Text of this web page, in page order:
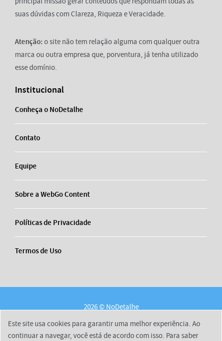
suas dúvidas com Clareza, Riqueza e Veracidade.
Atenção: o site não tem relação alguma com qualquer outra
marca ou outra empresa que, porventura, já tenha utilizado
esse domínio.
Institucional
Conheça o NoDetalhe
Contato
Equipe
Sobre a WebGo Content
Políticas de Privacidade
Termos de Uso
2026 © NoDetalhe
Sobre a WebGo Content
Políticas de Privacidade
Este site usa cookies para garantir uma melhor experiência. Ao
continuar a navegar, você está de acordo com isso. Para saber